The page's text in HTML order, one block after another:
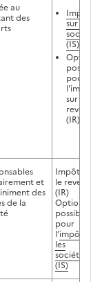
au
des
Impôt
sur les
sociétés
(IS)
Option
possible
pour
l'impôt
sur le
revenu
(IR)
et
des
de la
Impôt sur
le revenu
(IR)
Option
possible
pour
l’impôt sur
les
sociétés
(IS)